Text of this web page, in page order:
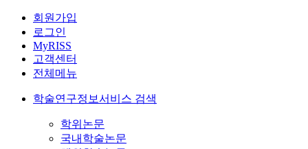
회원가입
로그인
MyRISS
고객센터
전체메뉴
학술연구정보서비스 검색
학위논문
국내학술논문